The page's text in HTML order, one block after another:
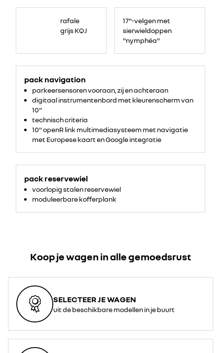
rafale
grijs KQJ
17"-velgen met
sierwieldoppen
"nymphéa"
pack navigation
parkeersensoren vooraan, zij en achteraan
digitaal instrumentenbord met kleurenscherm van
10"
technisch criteria
10" openR link multimediasysteem met navigatie
met Europese kaart en Google integratie
pack reservewiel
voorlopig stalen reservewiel
moduleerbare kofferplank
Koop je wagen in alle gemoedsrust
SELECTEER JE WAGEN
uit de beschikbare modellen in je buurt